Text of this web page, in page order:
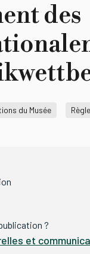
Démarches
des
du Musée
?
et